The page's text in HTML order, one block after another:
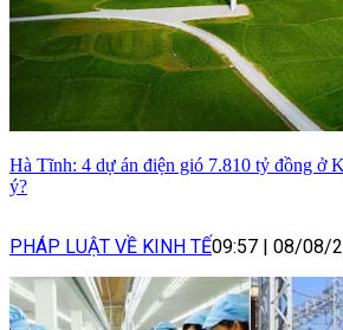
Hà Tĩnh: 4 dự án điện gió 7.810 tỷ đồng ở
ý?
PHÁP LUẬT VỀ KINH TẾ09:57 | 08/08/